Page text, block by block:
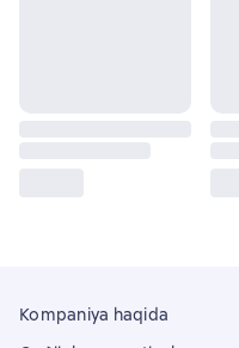
Kompaniya haqida